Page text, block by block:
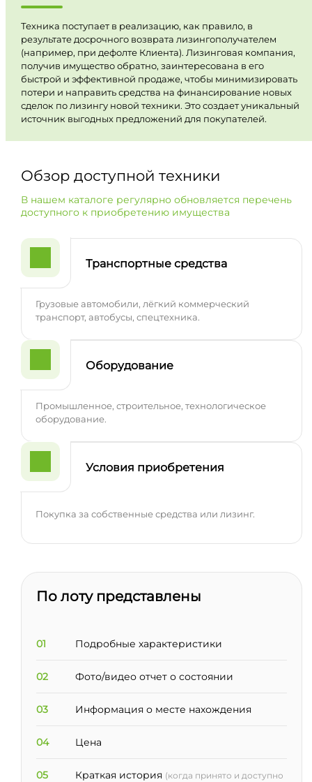
Техника поступает в реализацию, как правило, в
результате досрочного возврата лизингополучателем
(например, при дефолте Клиента). Лизинговая компания,
получив имущество обратно, заинтересована в его
быстрой и эффективной продаже, чтобы минимизировать
потери и направить средства на финансирование новых
сделок по лизингу новой техники. Это создает уникальный
источник выгодных предложений для покупателей.
Обзор доступной техники
В нашем каталоге регулярно обновляется перечень
доступного к приобретению имущества
Транспортные средства
Грузовые автомобили, лёгкий коммерческий
транспорт, автобусы, спецтехника.
Оборудование
Промышленное, строительное, технологическое
оборудование.
Условия приобретения
Покупка за собственные средства или лизинг.
По лоту представлены
01 Подробные характеристики
02 Фото/видео отчет о состоянии
03 Информация о месте нахождения
04 Цена
05 Краткая история (когда принято и доступно